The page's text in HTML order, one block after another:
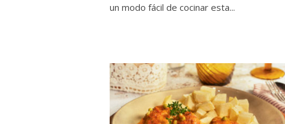
un modo fácil de cocinar esta...